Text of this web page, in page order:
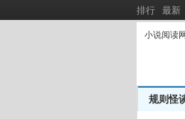
小说阅读网
规则怪
排行 最新